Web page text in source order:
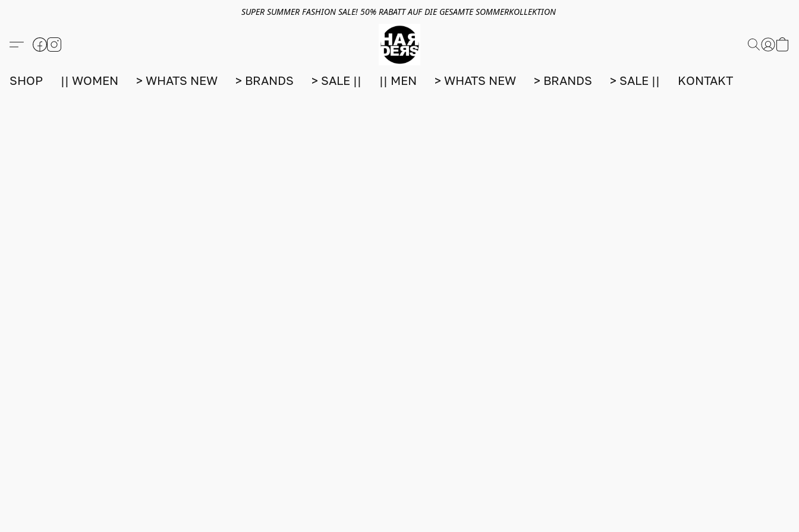
SUPER SUMMER FASHION SALE! 50% RABATT AUF DIE GESAMTE SOMMERKOLLEKTION
SHOP || WOMEN > WHATS NEW > BRANDS > SALE || || MEN > WHATS NEW > BRANDS > SALE || KONTAKT